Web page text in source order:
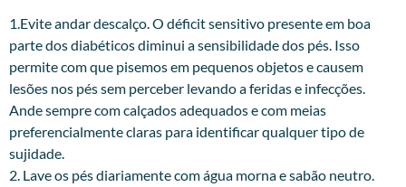
1.Evite andar descalço. O déficit sensitivo presente em boa
parte dos diabéticos diminui a sensibilidade dos pés. Isso
permite com que pisemos em pequenos objetos e causem
lesões nos pés sem perceber levando a feridas e infecções.
Ande sempre com calçados adequados e com meias
preferencialmente claras para identificar qualquer tipo de
sujidade.
2. Lave os pés diariamente com água morna e sabão neutro.